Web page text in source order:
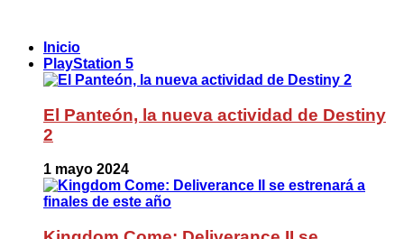
Inicio
PlayStation 5
El Panteón, la nueva actividad de Destiny
2
1 mayo 2024